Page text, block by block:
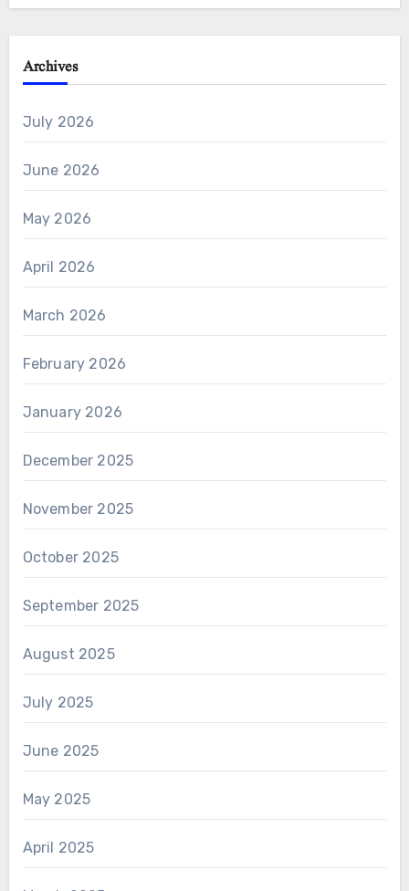
Archives
July 2026
June 2026
May 2026
April 2026
March 2026
February 2026
January 2026
December 2025
November 2025
October 2025
September 2025
August 2025
July 2025
June 2025
May 2025
April 2025